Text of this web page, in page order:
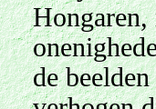
Hongaren,
de